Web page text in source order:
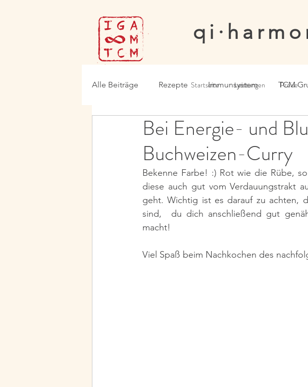
Startseite Leistungen Preise
Alle Beiträge Rezepte Immunsystem TCM
Bei Energie- und
Buchweizen-Curry
Bekenne Farbe! :) Rot wie die Rübe,
diese auch gut vom Verdauungstrakt
geht. Wichtig ist es darauf zu achten,
sind,  du dich anschließend gut
macht!
Viel Spaß beim Nachkochen des